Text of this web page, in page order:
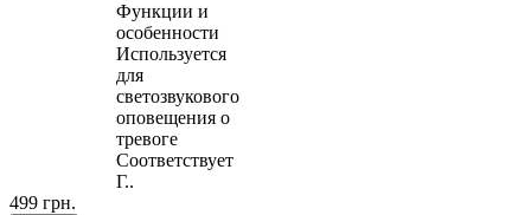
Функции и
особенности
Используется
для
светозвукового
оповещения о
тревоге
Соответствует
Г..
499 грн.